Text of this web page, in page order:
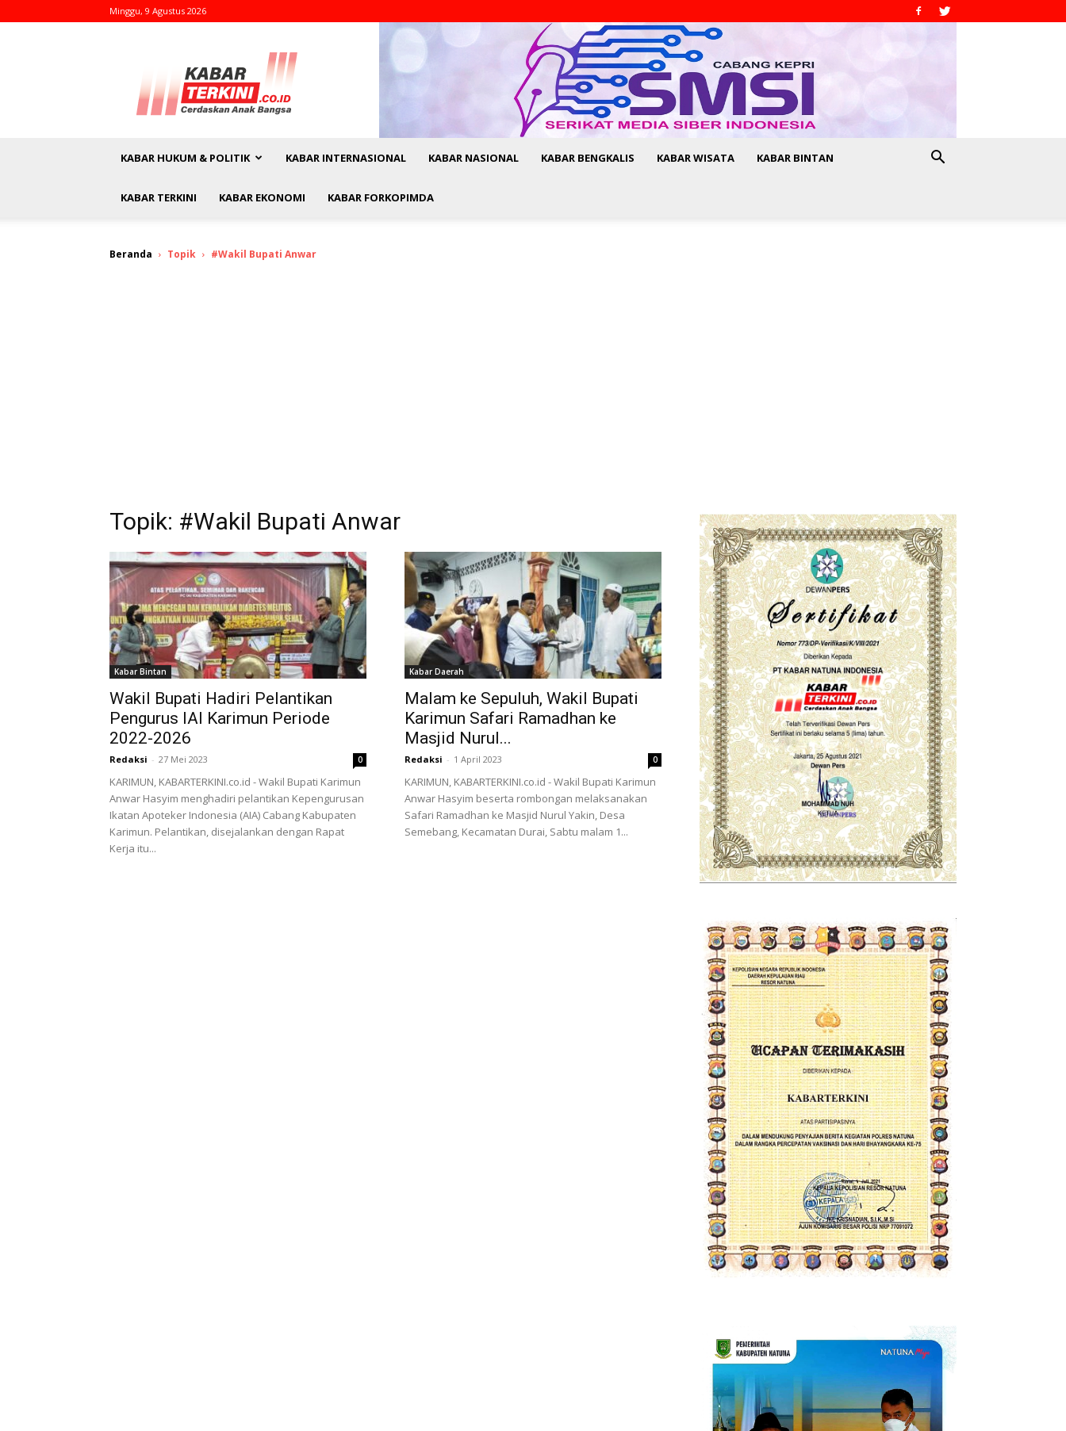
Minggu, 9 Agustus 2026
kabarterkini.co.id
KABAR HUKUM & POLITIK KABAR INTERNASIONAL KABAR NASIONAL KABAR BENGKALIS KABAR WISATA KABAR BINTAN
KABAR TERKINI KABAR EKONOMI KABAR FORKOPIMDA
Beranda Topik #Wakil Bupati Anwar
Topik: #Wakil Bupati Anwar
Kabar Bintan
Wakil Bupati Hadiri Pelantikan
Pengurus IAI Karimun Periode
2022-2026
Redaksi - 27 Mei 2023 0
KARIMUN, KABARTERKINI.co.id - Wakil Bupati Karimun
Anwar Hasyim menghadiri pelantikan Kepengurusan
Ikatan Apoteker Indonesia (AIA) Cabang Kabupaten
Karimun. Pelantikan, disejalankan dengan Rapat
Kerja itu...
Kabar Daerah
Malam ke Sepuluh, Wakil Bupati
Karimun Safari Ramadhan ke
Masjid Nurul...
Redaksi - 1 April 2023 0
KARIMUN, KABARTERKINI.co.id - Wakil Bupati Karimun
Anwar Hasyim beserta rombongan melaksanakan
Safari Ramadhan ke Masjid Nurul Yakin, Desa
Semebang, Kecamatan Durai, Sabtu malam 1...